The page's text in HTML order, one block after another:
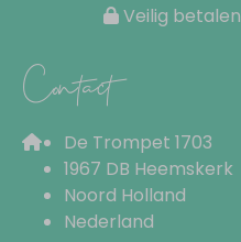
Badkamer
2 badkamers
Wastafel
Dubbele wastafel
Douche
Regendouche
Sauna
Veilig betalen
Contact
De Trompet 1703
1967 DB Heemskerk
Noord Holland
Nederland